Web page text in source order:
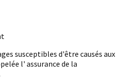
susceptibles d'être causés aux
l' assurance de la